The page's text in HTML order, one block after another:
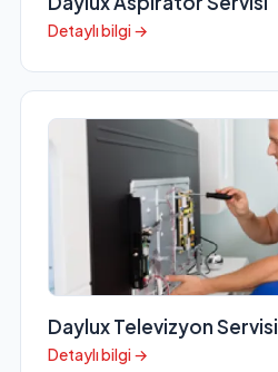
Detaylı bilgi →
Daylux Televizyon Servisi
Detaylı bilgi →